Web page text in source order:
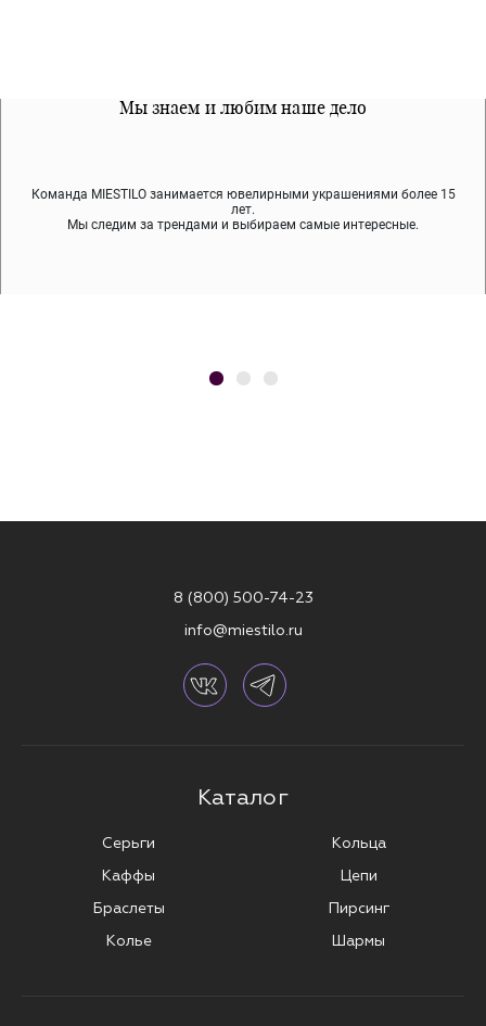
Мы знаем и любим наше дело
Команда MIESTILO занимается ювелирными украшениями более 15
лет.
Мы следим за трендами и выбираем самые интересные.
Все наши материалы гипоалергенны
Мы используем покрытие (родий, ювелирный сплав), которое не
содержит никеля и свинца — это исключает аллергию.
Примерка перед покупкой
Во время доставки спокойно примеряйте украшения, выбирайте те,
что вам нравятся, остальные заберёт курьер.
8 (800) 500-74-23
info@miestilo.ru
Каталог
Серьги
Каффы
Браслеты
Колье
Кольца
Цепи
Пирсинг
Шармы